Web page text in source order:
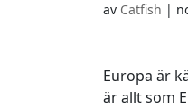
av Catfish |
Europa är
är allt som